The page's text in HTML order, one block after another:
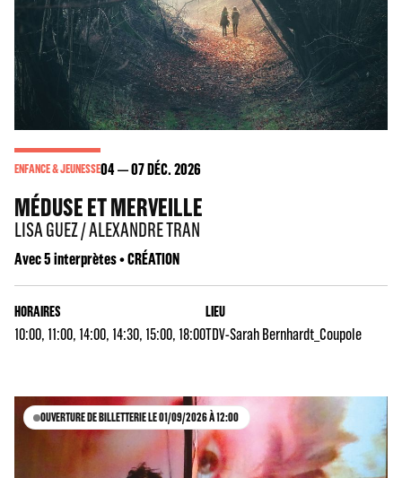
ENFANCE & JEUNESSE04 07DÉC. 2026
MÉDUSE ET MERVEILLE
LISA GUEZ / ALEXANDRE TRAN
Avec 5 interprètes • CRÉATION
HORAIRES
10:00, 11:00, 14:00, 14:30, 15:00, 18:00
LIEU
TDV-Sarah Bernhardt_Coupole
OUVERTURE DE BILLETTERIE LE 01/09/2026 À 12:00